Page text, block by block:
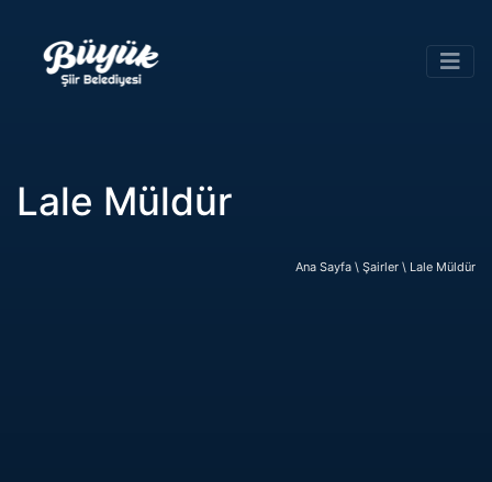
Lale Müldür
Ana Sayfa \ Şairler \ Lale Müldür